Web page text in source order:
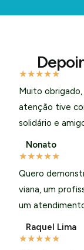
★★★★★
Muito
atenção tive
solidário e
Nonato
★★★★★
Quero
viana, um
um
Raquel Lima
★★★★★